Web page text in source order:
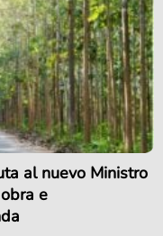
al nuevo Ministro
e